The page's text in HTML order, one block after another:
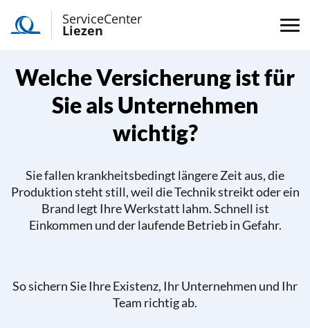
ServiceCenter
Liezen
Welche Versicherung ist für
Sie als Unternehmen
wichtig?
Sie fallen krankheitsbedingt längere Zeit aus, die
Produktion steht still, weil die Technik streikt oder ein
Brand legt Ihre Werkstatt lahm. Schnell ist
Einkommen und der laufende Betrieb in Gefahr.
So sichern Sie Ihre Existenz, Ihr Unternehmen und Ihr
Team richtig ab.